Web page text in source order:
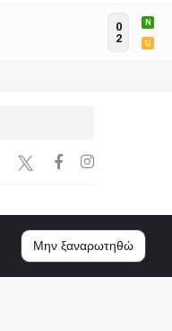
Μην ξαναρωτηθώ
0
2
N
U